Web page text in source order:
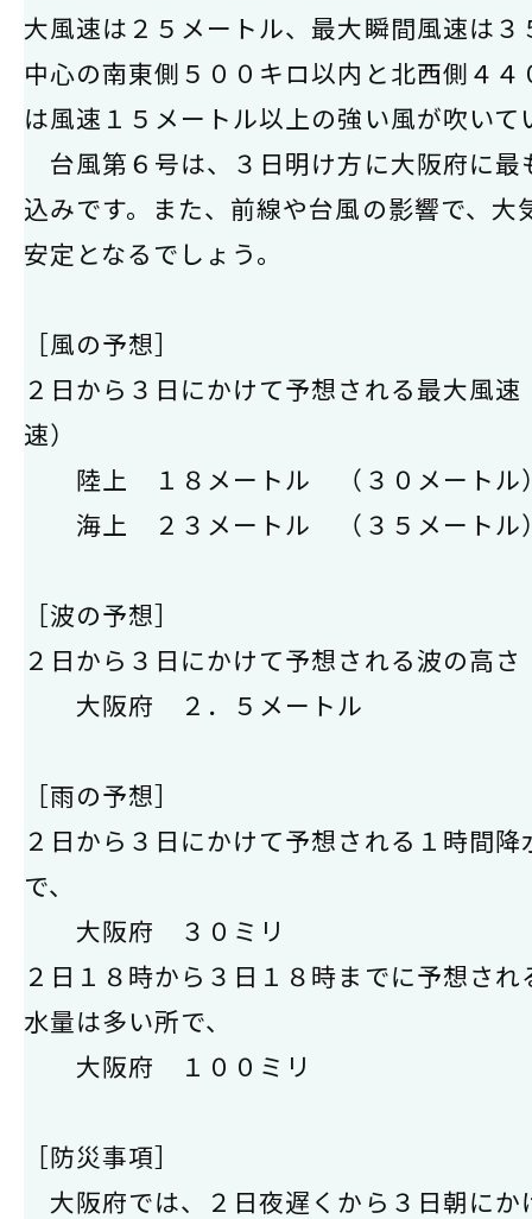
大風速は２５メートル、最大瞬間風速は３
中心の南東側５００キロ以内と北西側４４
は風速１５メートル以上の強い風が吹いて
台風第６号は、３日明け方に大阪府に最
込みです。また、前線や台風の影響で、大
安定となるでしょう。
［風の予想］
２日から３日にかけて予想される最大風速
速）
陸上 １８メートル （３０メートル
海上 ２３メートル （３５メートル
［波の予想］
２日から３日にかけて予想される波の高さ
大阪府 ２．５メートル
［雨の予想］
２日から３日にかけて予想される１時間降
で、
大阪府 ３０ミリ
２日１８時から３日１８時までに予想され
水量は多い所で、
大阪府 １００ミリ
［防災事項］
大阪府では、２日夜遅くから３日朝にか